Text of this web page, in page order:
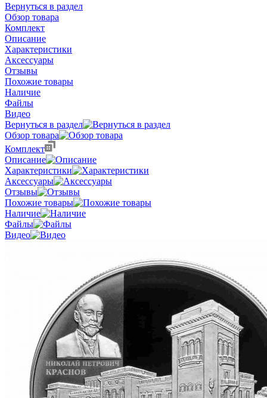
Вернуться в раздел
Обзор товара
Комплект
Описание
Характеристики
Аксессуары
Отзывы
Похожие товары
Наличие
Файлы
Видео
Вернуться в раздел
Обзор товара
Комплект
Описание
Характеристики
Аксессуары
Отзывы
Похожие товары
Наличие
Файлы
Видео